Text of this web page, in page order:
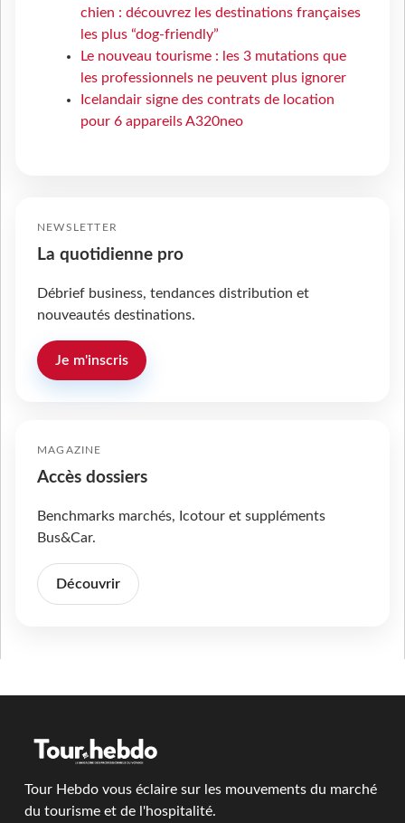
chien : découvrez les destinations françaises
les plus “dog-friendly”
Le nouveau tourisme : les 3 mutations que
les professionnels ne peuvent plus ignorer
Icelandair signe des contrats de location
pour 6 appareils A320neo
NEWSLETTER
La quotidienne pro
Débrief business, tendances distribution et
nouveautés destinations.
Je m'inscris
MAGAZINE
Accès dossiers
Benchmarks marchés, Icotour et suppléments
Bus&Car.
Découvrir
Tour Hebdo vous éclaire sur les mouvements du marché
du tourisme et de l'hospitalité.